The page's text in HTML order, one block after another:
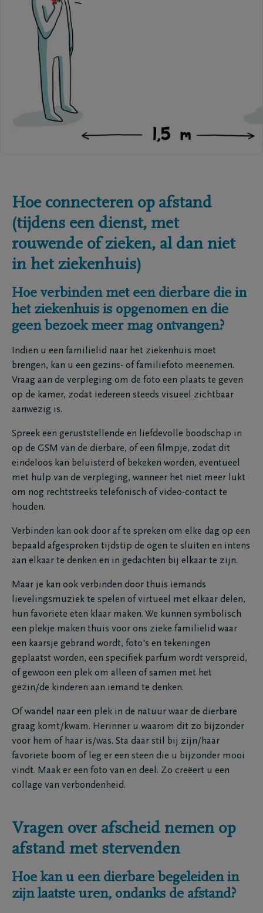
Hoe connecteren op afstand
(tijdens een dienst, met
rouwende of zieken, al dan niet
in het ziekenhuis)
Hoe verbinden met een dierbare die in
het ziekenhuis is opgenomen en die
geen bezoek meer mag ontvangen?
Indien u een familielid naar het ziekenhuis moet
brengen, kan u een gezins- of familiefoto meenemen.
Vraag aan de verpleging om de foto een plaats te geven
op de kamer, zodat iedereen steeds visueel zichtbaar
aanwezig is.
Spreek een geruststellende en liefdevolle boodschap in
op de GSM van de dierbare, of een filmpje, zodat dit
eindeloos kan beluisterd of bekeken worden, eventueel
met hulp van de verpleging, wanneer het niet meer lukt
om nog rechtstreeks telefonisch of video-contact te
houden.
Verbinden kan ook door af te spreken om elke dag op een
bepaald afgesproken tijdstip de ogen te sluiten en intens
aan elkaar te denken en in gedachten bij elkaar te zijn.
Maar je kan ook verbinden door thuis iemands
lievelingsmuziek te spelen of virtueel met elkaar delen,
hun favoriete eten klaar maken. We kunnen symbolisch
een plekje maken thuis voor ons zieke familielid waar
een kaarsje gebrand wordt, foto's en tekeningen
geplaatst worden, een specifiek parfum wordt verspreid,
of gewoon een plek om alleen of samen met het
gezin/de kinderen aan iemand te denken.
Of wandel naar een plek in de natuur waar de dierbare
graag komt/kwam. Herinner u waarom dit zo bijzonder
voor hem of haar is/was. Sta daar stil bij zijn/haar
favoriete boom of leg er een steen die u bijzonder mooi
vindt. Maak er een foto van en deel. Zo creëert u een
collage van verbondenheid.
Vragen over afscheid nemen op
afstand met stervenden
Hoe kan u een dierbare begeleiden in
zijn laatste uren, ondanks de afstand?